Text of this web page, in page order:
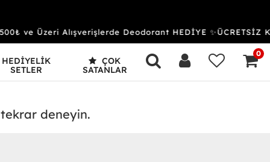
ve Üzeri Alışverişlerde Deodorant HEDİYE ✨ÜCRETSİZ
HEDİYELİK
SETLER
ÇOK
SATANLAR
0
deneyin.